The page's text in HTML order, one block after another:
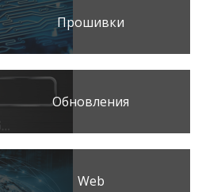
Прошивки
Обновления
Web